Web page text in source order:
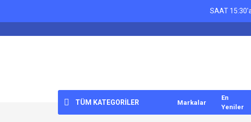
SAAT
TÜM KATEGORİLER Markalar
En
Yeniler